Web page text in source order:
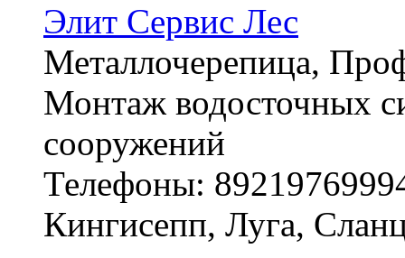
Элит Сервис Лес
Металлочерепица,
Монтаж водосточных
сооружений
Телефоны:
Кингисепп, Луга,